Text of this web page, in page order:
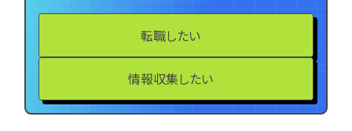
転職したい
情報収集したい